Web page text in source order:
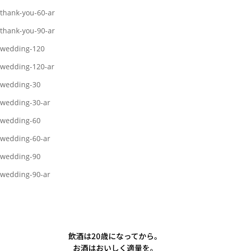
thank-you-60-ar
thank-you-90-ar
wedding-120
wedding-120-ar
wedding-30
wedding-30-ar
wedding-60
wedding-60-ar
wedding-90
wedding-90-ar
飲酒は20歳になってから。
お酒はおいしく適量を。